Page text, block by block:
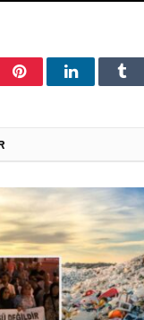
PinterestLinkedIn